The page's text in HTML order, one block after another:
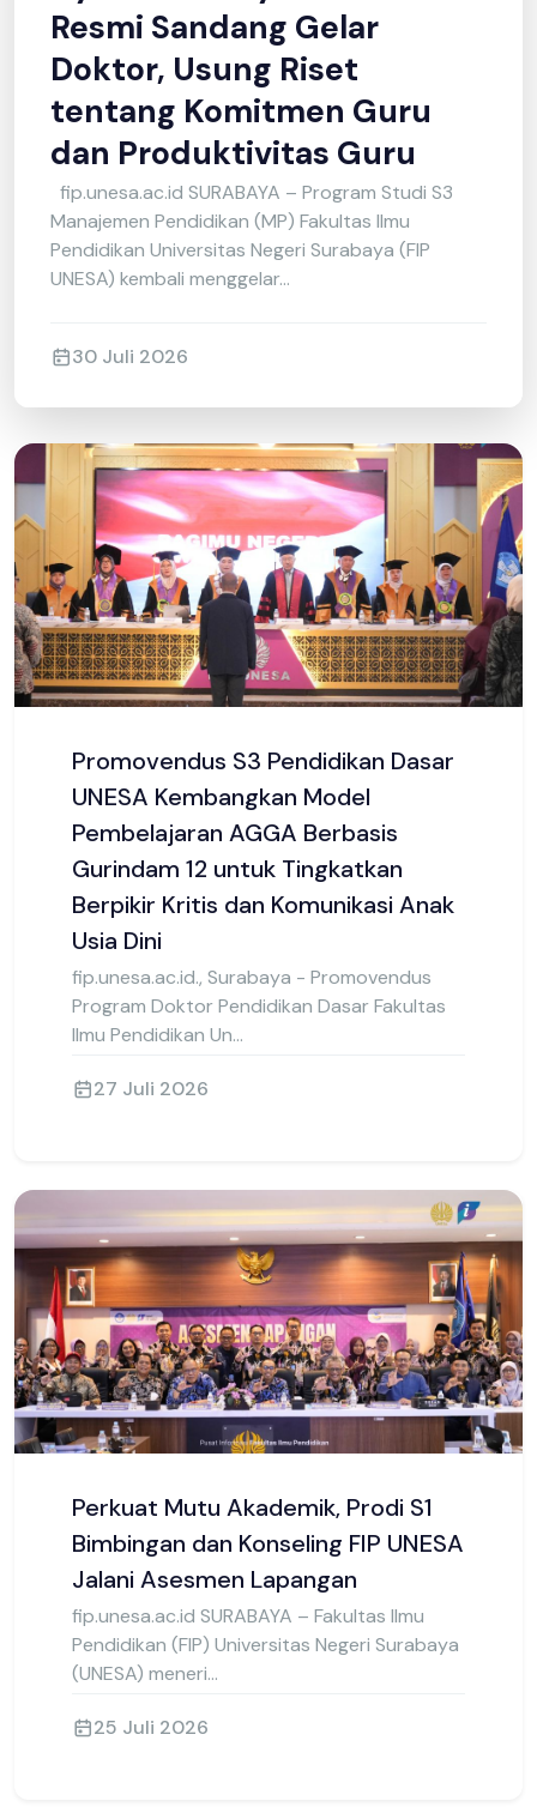
Resmi Sandang Gelar
Doktor, Usung Riset
tentang Komitmen Guru
dan Produktivitas Guru
fip.unesa.ac.id SURABAYA – Program Studi S3
Manajemen Pendidikan (MP) Fakultas Ilmu
Pendidikan Universitas Negeri Surabaya (FIP
UNESA) kembali menggelar…
30 Juli 2026
Promovendus S3 Pendidikan Dasar
Gurindam 12 untuk Tingkatkan
Berpikir Kritis dan Komunikasi Anak
Usia Dini
fip.unesa.ac.id., Surabaya - Promovendus
Program Doktor Pendidikan Dasar Fakultas
Ilmu Pendidikan Un...
27 Juli 2026